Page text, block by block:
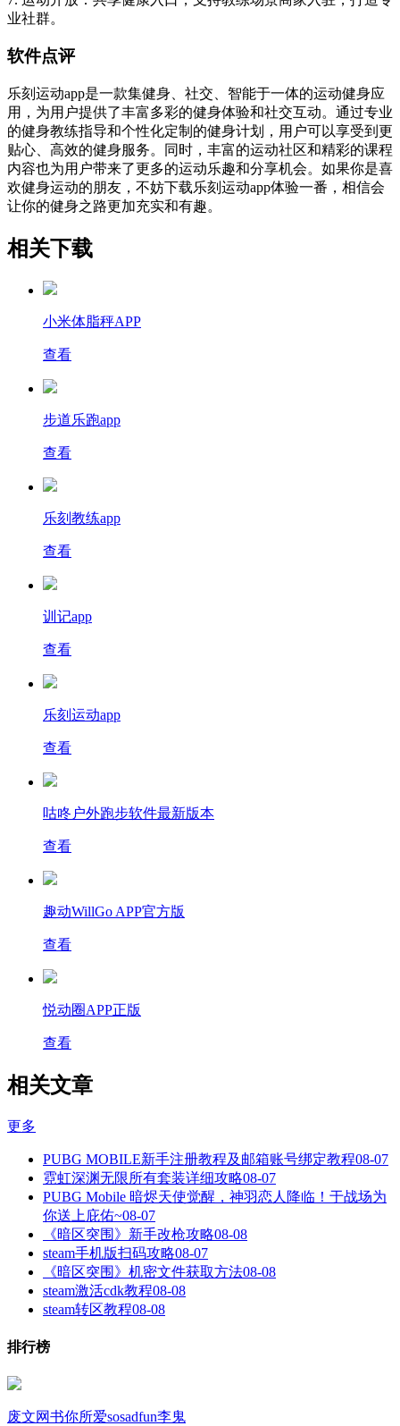
业社群。
软件点评
乐刻运动app是一款集健身、社交、智能于一体的运动健身应
用，为用户提供了丰富多彩的健身体验和社交互动。通过专业
的健身教练指导和个性化定制的健身计划，用户可以享受到更
贴心、高效的健身服务。同时，丰富的运动社区和精彩的课程
内容也为用户带来了更多的运动乐趣和分享机会。如果你是喜
欢健身运动的朋友，不妨下载乐刻运动app体验一番，相信会
让你的健身之路更加充实和有趣。
相关下载
小米体脂秤APP
查看
步道乐跑app
查看
乐刻教练app
查看
训记app
查看
乐刻运动app
查看
咕咚户外跑步软件最新版本
查看
趣动WillGo APP官方版
查看
悦动圈APP正版
查看
相关文章
更多
PUBG MOBILE新手注册教程及邮箱账号绑定教程08-07
霓虹深渊无限所有套装详细攻略08-07
PUBG Mobile 暗烬天使觉醒，神羽恋人降临！于战场为
你送上庇佑~08-07
《暗区突围》新手改枪攻略08-08
steam手机版扫码攻略08-07
《暗区突围》机密文件获取方法08-08
steam激活cdk教程08-08
steam转区教程08-08
排行榜
废文网书你所爱sosadfun李鬼